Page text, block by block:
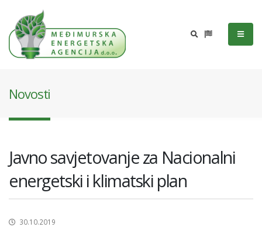
Novosti
Javno savjetovanje za Nacionalni
energetski i klimatski plan
30.10.2019